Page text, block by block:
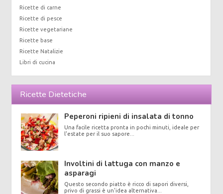
Ricette di carne
Ricette di pesce
Ricette vegetariane
Ricette base
Ricette Natalizie
Libri di cucina
Ricette Dietetiche
Peperoni ripieni di insalata di tonno
Una facile ricetta pronta in pochi minuti, ideale per
l'estate per il suo sapore...
Involtini di lattuga con manzo e
asparagi
Questo secondo piatto è ricco di sapori diversi,
privo di grassi è un'idea alternativa...